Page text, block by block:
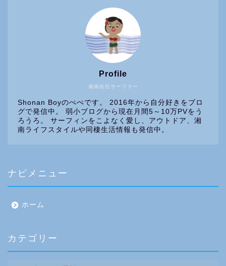
湘南在住サーファー
Profile
Shonan Boyのぺぺです。 2016年から自分好きをブロ
グで発信中。 弱小ブログから現在月間5～10万PVをう
ろうろ。 サーフィンをこよなく愛し、アウトドア、湘
南ライフスタイルや同棲生活情報も発信中。
ナビメニュー
ホーム
カテゴリー